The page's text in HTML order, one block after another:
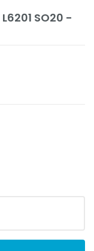
L6201 SO20 -